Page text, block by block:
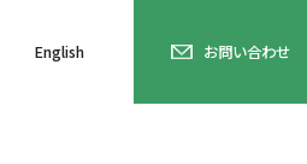
English お問い合わせ